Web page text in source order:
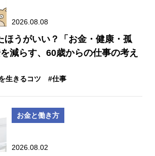
2026.08.08
ほうがいい？「お金・健康・孤
減らす、60歳からの仕事の考え
生きるコツ #仕事
お金と働き方
2026.08.02